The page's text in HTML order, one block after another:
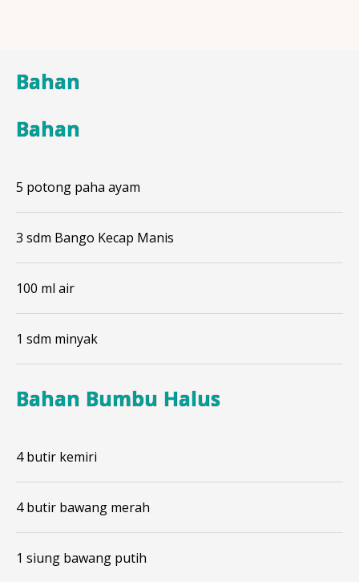
Bahan
Bahan
5 potong paha ayam
3 sdm Bango Kecap Manis
100 ml air
1 sdm minyak
Bahan Bumbu Halus
4 butir kemiri
4 butir bawang merah
1 siung bawang putih